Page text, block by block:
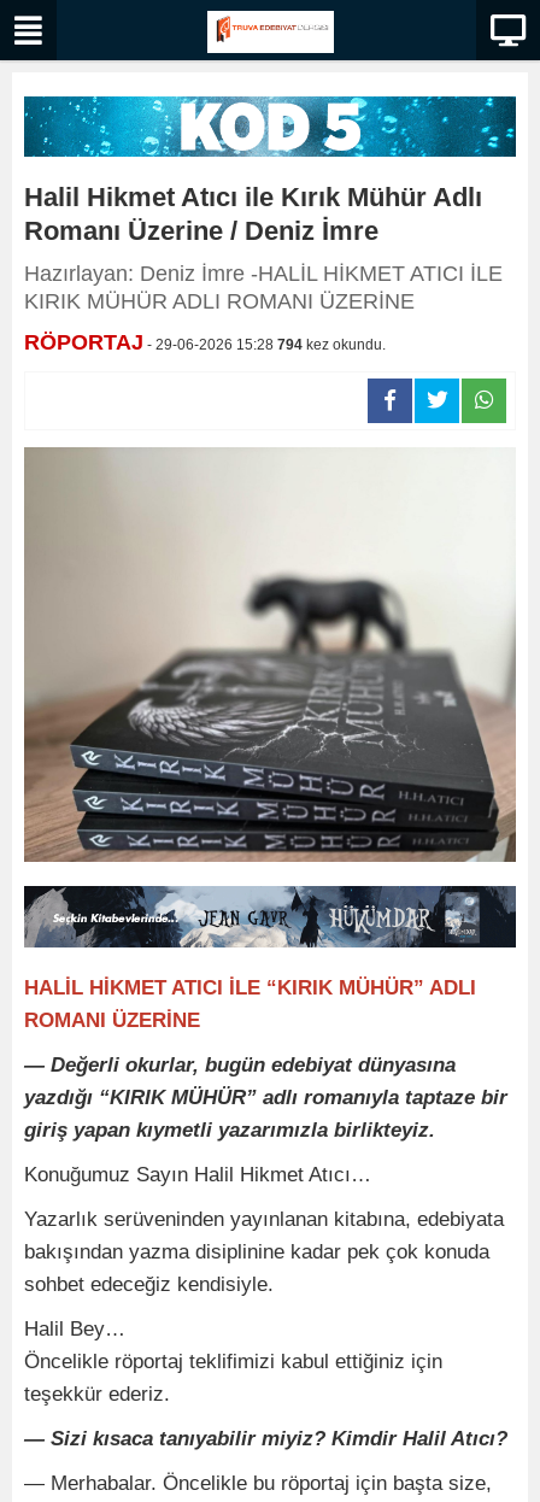
Halil Hikmet Atıcı ile Kırık Mühür Adlı
Romanı Üzerine / Deniz İmre
Hazırlayan: Deniz İmre -HALİL HİKMET ATICI İLE
KIRIK MÜHÜR ADLI ROMANI ÜZERİNE
RÖPORTAJ - 29-06-2026 15:28 794 kez okundu.
HALİL HİKMET ATICI İLE “KIRIK MÜHÜR” ADLI
ROMANI ÜZERİNE
— Değerli okurlar, bugün edebiyat dünyasına
yazdığı “KIRIK MÜHÜR” adlı romanıyla taptaze bir
giriş yapan kıymetli yazarımızla birlikteyiz.
Konuğumuz Sayın Halil Hikmet Atıcı…
Yazarlık serüveninden yayınlanan kitabına, edebiyata
bakışından yazma disiplinine kadar pek çok konuda
sohbet edeceğiz kendisiyle.
Halil Bey…
Öncelikle röportaj teklifimizi kabul ettiğiniz için
teşekkür ederiz.
— Sizi kısaca tanıyabilir miyiz? Kimdir Halil Atıcı?
— Merhabalar. Öncelikle bu röportaj için başta size,